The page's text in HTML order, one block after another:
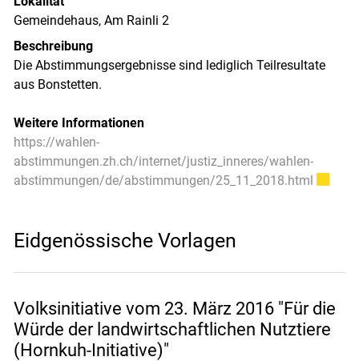
Gemeindehaus, Am Rainli 2
Beschreibung
Die Abstimmungsergebnisse sind lediglich Teilresultate
aus Bonstetten.
Weitere Informationen
https://wahlen-
abstimmungen.zh.ch/internet/justiz_inneres/wahlen-
abstimmungen/de/abstimmungen/25_11_2018.html
Eidgenössische Vorlagen
Volksinitiative vom 23. März 2016 "Für die
Würde der landwirtschaftlichen Nutztiere
(Hornkuh-Initiative)"